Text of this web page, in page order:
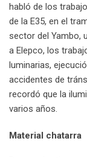
habló de los
de la E35, en el
sector del Yambo,
a Elepco, los
luminarias,
accidentes de
recordó que la
varios años.
Material chatarra